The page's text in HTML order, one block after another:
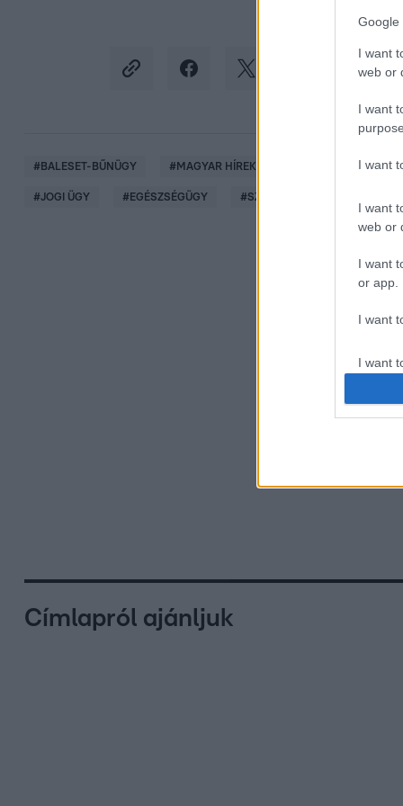
Google
I want
web or
I want
I want
I want
web or
I want
or app.
I want
I want
#BALESET-BŰNÜGY #MAGYAR HÍREK #
#JOGI ÜGY #EGÉSZSÉGÜGY #SZEGED
Címlapról ajánljuk